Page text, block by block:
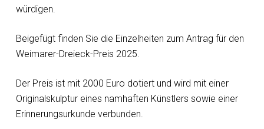
würdigen.
Beigefügt finden Sie die Einzelheiten zum Antrag für den
Weimarer-Dreieck-Preis 2025.
Der Preis ist mit 2000 Euro dotiert und wird mit einer
Originalskulptur eines namhaften Künstlers sowie einer
Erinnerungsurkunde verbunden.